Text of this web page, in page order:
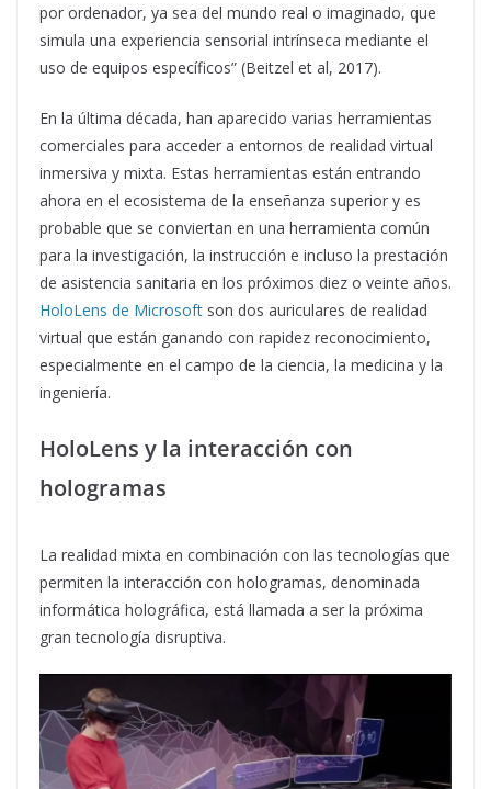
por ordenador, ya sea del mundo real o imaginado, que
simula una experiencia sensorial intrínseca mediante el
uso de equipos específicos” (Beitzel et al, 2017).
En la última década, han aparecido varias herramientas
comerciales para acceder a entornos de realidad virtual
inmersiva y mixta. Estas herramientas están entrando
ahora en el ecosistema de la enseñanza superior y es
probable que se conviertan en una herramienta común
para la investigación, la instrucción e incluso la prestación
de asistencia sanitaria en los próximos diez o veinte años.
HoloLens de Microsoft son dos auriculares de realidad
virtual que están ganando con rapidez reconocimiento,
especialmente en el campo de la ciencia, la medicina y la
ingeniería.
HoloLens y la interacción con
hologramas
La realidad mixta en combinación con las tecnologías que
permiten la interacción con hologramas, denominada
informática holográfica, está llamada a ser la próxima
gran tecnología disruptiva.